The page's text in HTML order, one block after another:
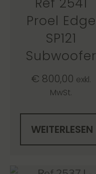
Proel Edge
SP121
Subwoofer
€ 800,00 exkl.
MwSt.
WEITERLESEN